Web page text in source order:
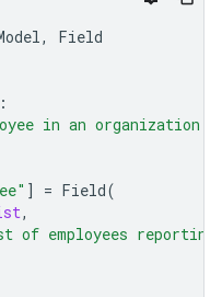
,
Field
in an
] = Field(
,
of employees